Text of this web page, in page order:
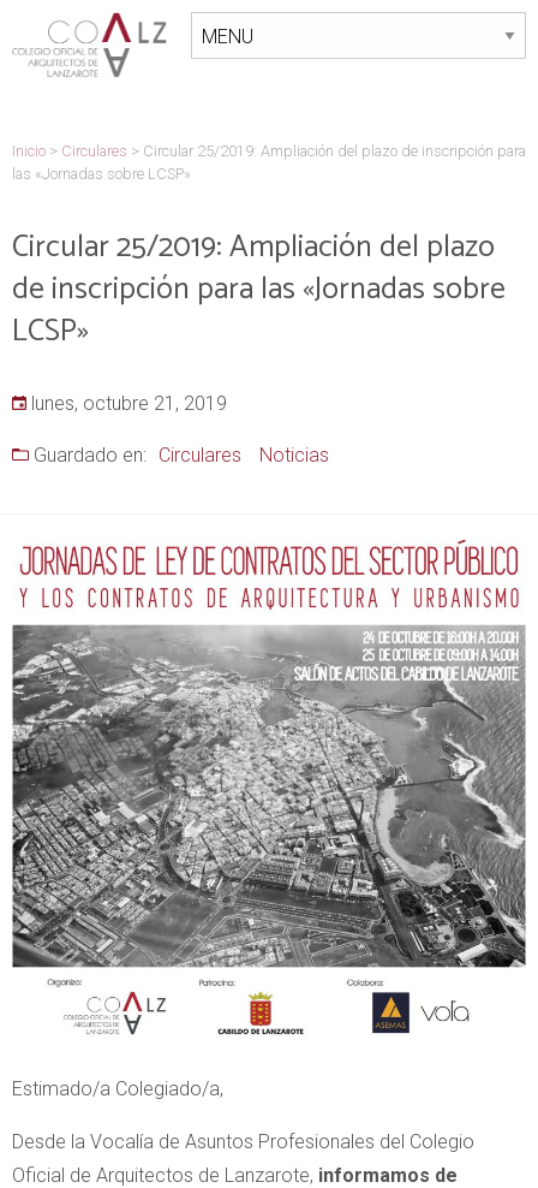
Inicio > Circulares > Circular 25/2019: Ampliación del plazo de inscripción para
las «Jornadas sobre LCSP»
Circular 25/2019: Ampliación del plazo
de inscripción para las «Jornadas sobre
LCSP»
lunes, octubre 21, 2019
Guardado en: Circulares Noticias
Estimado/a Colegiado/a,
Desde la Vocalía de Asuntos Profesionales del Colegio
Oficial de Arquitectos de Lanzarote, informamos de